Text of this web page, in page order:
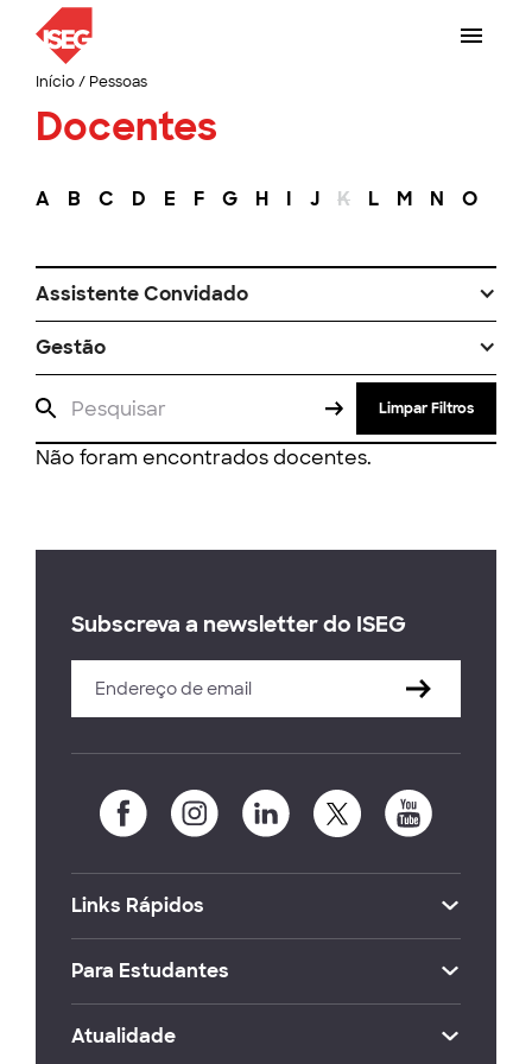
Início/ Pessoas
Docentes
A B C D E F G H I J K L M N O
Assistente Convidado
Gestão
Limpar Filtros
Não foram encontrados docentes.
Subscreva a newsletter do ISEG
Links Rápidos
Para Estudantes
Atualidade